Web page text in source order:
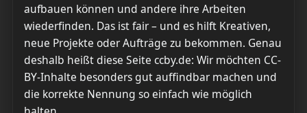
aufbauen können und andere ihre Arbeiten
wiederfinden. Das ist fair – und es hilft Kreativen,
neue Projekte oder Aufträge zu bekommen. Genau
deshalb heißt diese Seite ccby.de: Wir möchten CC-
BY-Inhalte besonders gut auffindbar machen und
die korrekte Nennung so einfach wie möglich